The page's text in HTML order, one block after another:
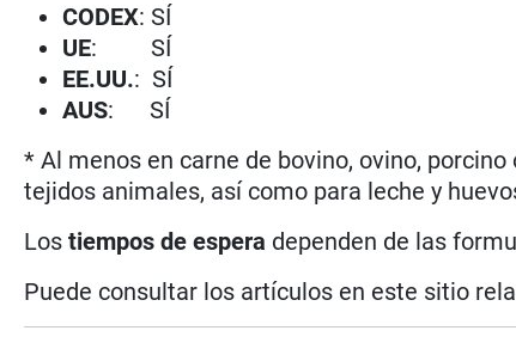
CODEX: SÍ
UE: SÍ
EE.UU.: SÍ
AUS: SÍ
* Al menos en carne de bovino, ovino,
tejidos animales, así como para leche y
Lostiempos de espera dependen de las
Puede consultar los artículos en este sitio